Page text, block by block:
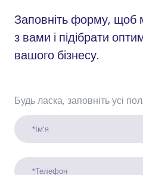
Заповніть форму, щоб
з вами і підібрати
вашого бізнесу.
Будь ласка, заповніть усі